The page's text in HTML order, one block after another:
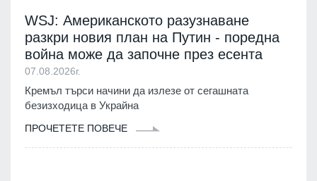
WSJ: Американското разузнаване
разкри новия план на Путин - поредна
война може да започне през есента
07.08.2026г.
Кремъл търси начини да излезе от сегашната
безизходица в Украйна
ПРОЧЕТЕТЕ ПОВЕЧЕ